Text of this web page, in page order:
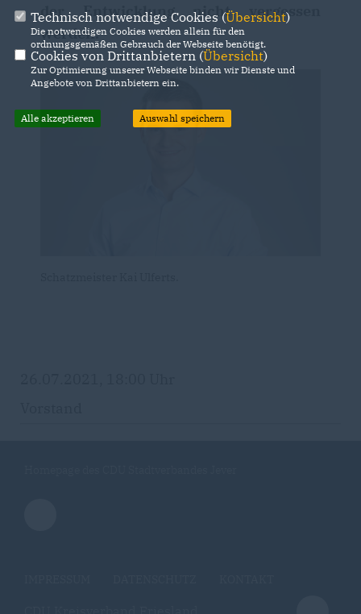
der Entwicklung nicht vergessen
werden.
Technisch notwendige Cookies (Übersicht)
Die notwendigen Cookies werden allein für den
ordnungsgemäßen Gebrauch der Webseite benötigt.
Cookies von Drittanbietern (Übersicht)
Zur Optimierung unserer Webseite binden wir Dienste und
Angebote von Drittanbietern ein.
Alle akzeptieren Auswahl speichern